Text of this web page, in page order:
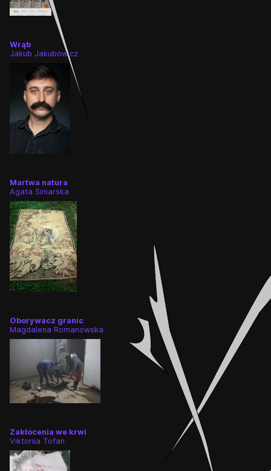
Wrąb
Jakub Jakubowicz
Martwa natura
Agata Siniarska
Oborywacz granic
Magdalena Romanowska
Zakłócenia we krwi
Viktoriia Tofan